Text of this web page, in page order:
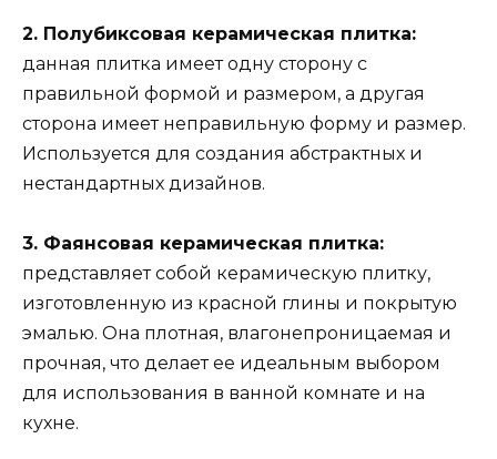
2. Полубиксовая керамическая плитка:
данная плитка имеет одну сторону с
правильной формой и размером, а другая
сторона имеет неправильную форму и размер.
Используется для создания абстрактных и
нестандартных дизайнов.
3. Фаянсовая керамическая плитка:
представляет собой керамическую плитку,
изготовленную из красной глины и покрытую
эмалью. Она плотная, влагонепроницаемая и
прочная, что делает ее идеальным выбором
для использования в ванной комнате и на
кухне.